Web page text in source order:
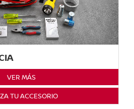
VER MÁS
TU ACCESORIO